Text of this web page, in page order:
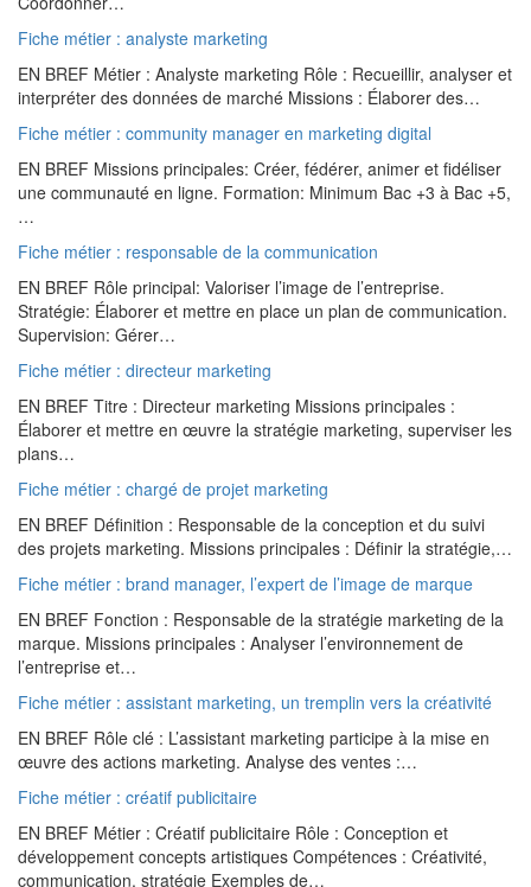
Fiche métier : analyste marketing
EN BREF Métier : Analyste marketing Rôle : Recueillir, analyser et
interpréter des données de marché Missions : Élaborer des…
Fiche métier : community manager en marketing digital
EN BREF Missions principales: Créer, fédérer, animer et fidéliser
une communauté en ligne. Formation: Minimum Bac +3 à Bac +5,
…
Fiche métier : responsable de la communication
EN BREF Rôle principal: Valoriser l’image de l’entreprise.
Stratégie: Élaborer et mettre en place un plan de communication.
Supervision: Gérer…
Fiche métier : directeur marketing
EN BREF Titre : Directeur marketing Missions principales :
Élaborer et mettre en œuvre la stratégie marketing, superviser les
plans…
Fiche métier : chargé de projet marketing
EN BREF Définition : Responsable de la conception et du suivi
des projets marketing. Missions principales : Définir la stratégie,…
Fiche métier : brand manager, l’expert de l’image de marque
EN BREF Fonction : Responsable de la stratégie marketing de la
marque. Missions principales : Analyser l’environnement de
l’entreprise et…
Fiche métier : assistant marketing, un tremplin vers la créativité
EN BREF Rôle clé : L’assistant marketing participe à la mise en
œuvre des actions marketing. Analyse des ventes :…
Fiche métier : créatif publicitaire
EN BREF Métier : Créatif publicitaire Rôle : Conception et
développement concepts artistiques Compétences : Créativité,
communication, stratégie Exemples de…